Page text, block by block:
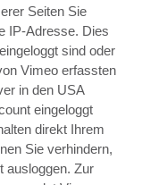
Seiten Sie
IP-Adresse. Dies
sind oder
Vimeo erfassten
in den USA
eingeloggt
direkt Ihrem
Sie verhindern,
ausloggen. Zur